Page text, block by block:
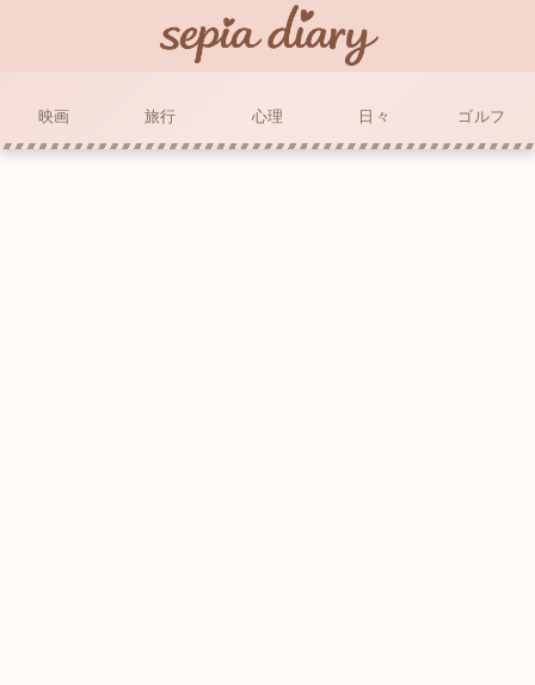
映画 旅行 心理 日々 ゴルフ